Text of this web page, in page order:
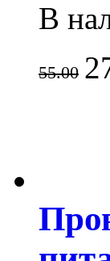
В
55.00